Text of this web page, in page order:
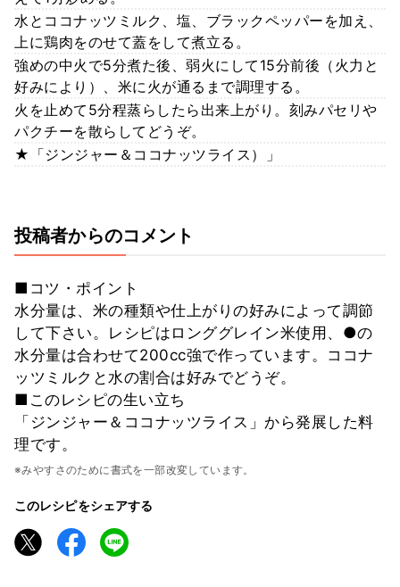
水とココナッツミルク、塩、ブラックペッパーを加え、
上に鶏肉をのせて蓋をして煮立る。
強めの中火で5分煮た後、弱火にして15分前後（火力と
好みにより）、米に火が通るまで調理する。
火を止めて5分程蒸らしたら出来上がり。刻みパセリや
パクチーを散らしてどうぞ。
★「ジンジャー＆ココナッツライス）」
投稿者からのコメント
■コツ・ポイント
水分量は、米の種類や仕上がりの好みによって調節
して下さい。レシピはロンググレイン米使用、●の
水分量は合わせて200cc強で作っています。ココナ
ッツミルクと水の割合は好みでどうぞ。
■このレシピの生い立ち
「ジンジャー＆ココナッツライス」から発展した料
理です。
※みやすさのために書式を一部改変しています。
このレシピをシェアする